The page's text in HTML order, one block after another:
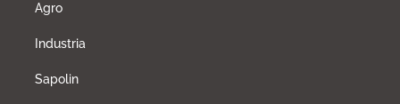
Agro
Industria
Sapolin